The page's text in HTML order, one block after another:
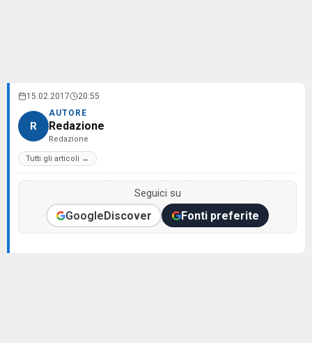
15.02.2017 20:55
R
AUTORE
Redazione
Redazione
Tutti gli articoli →
Seguici su
GoogleDiscover Fonti preferite